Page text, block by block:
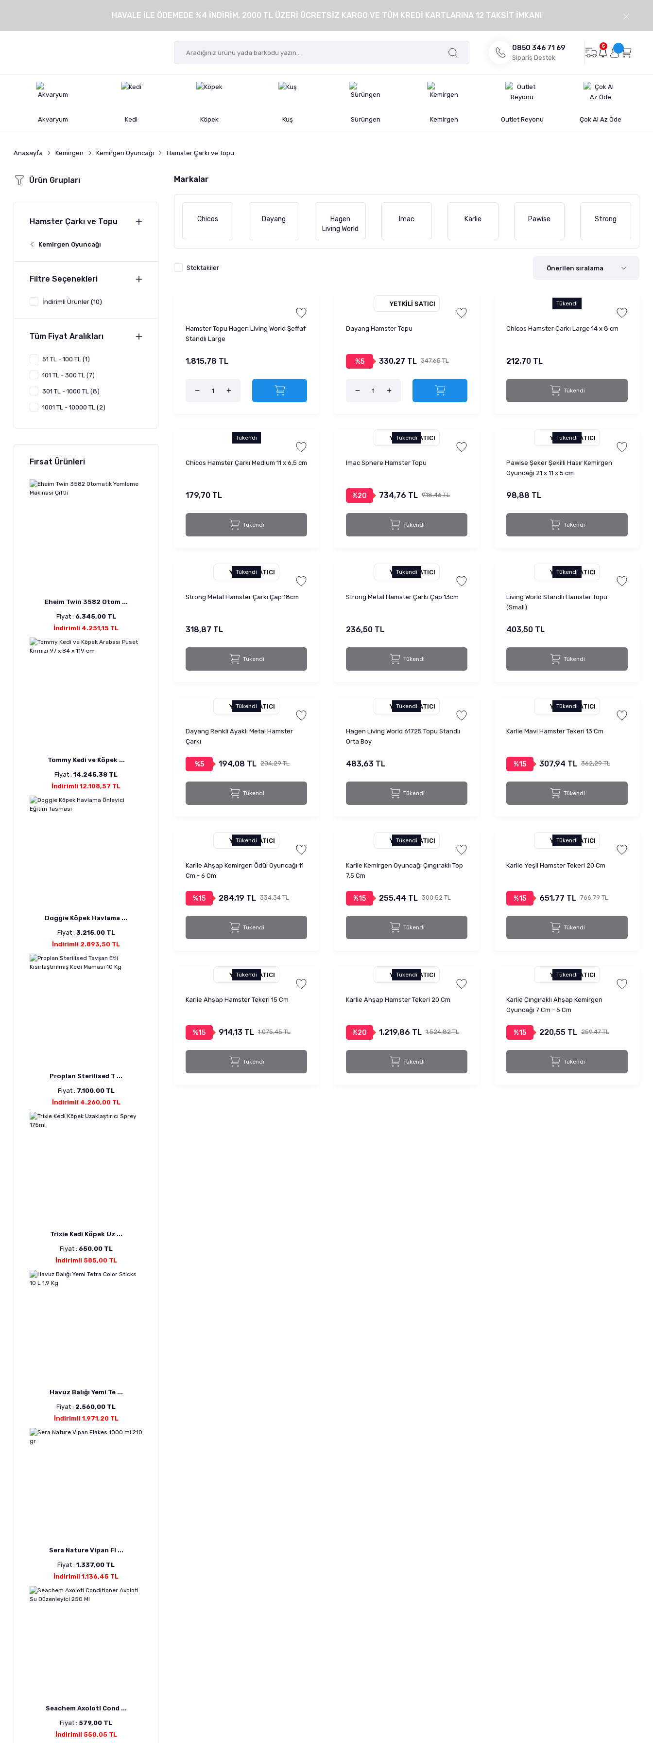
HAVALE İLE ÖDEMEDE %4 İNDİRİM, 2000 TL ÜZERİ ÜCRETSİZ KARGO VE TÜM KREDİ KARTLARINA 12 TAKSİT İMKANI
0850 346 71 69
Sipariş Destek
5
Akvaryum Kedi Köpek Kuş Sürüngen Kemirgen Outlet Reyonu Çok Al Az Öde
Anasayfa Kemirgen Kemirgen Oyuncağı Hamster Çarkı ve Topu
Ürün Grupları
Hamster Çarkı ve Topu
Kemirgen Oyuncağı
Filtre Seçenekleri
İndirimli Ürünler (10)
Tüm Fiyat Aralıkları
51 TL - 100 TL (1)
101 TL - 300 TL (7)
301 TL - 1000 TL (8)
1001 TL - 10000 TL (2)
Fırsat Ürünleri
Eheim Twin 3582 Otom ...
Fiyat : 6.345,00 TL
İndirimli 4.251,15 TL
Tommy Kedi ve Köpek ...
Fiyat : 14.245,38 TL
İndirimli 12.108,57 TL
Doggie Köpek Havlama ...
Fiyat : 3.215,00 TL
İndirimli 2.893,50 TL
Proplan Sterilised T ...
Fiyat : 7.100,00 TL
İndirimli 4.260,00 TL
Trixie Kedi Köpek Uz ...
Fiyat : 650,00 TL
İndirimli 585,00 TL
Havuz Balığı Yemi Te ...
Fiyat : 2.560,00 TL
İndirimli 1.971,20 TL
Sera Nature Vipan Fl ...
Fiyat : 1.337,00 TL
İndirimli 1.136,45 TL
Seachem Axolotl Cond ...
Fiyat : 579,00 TL
İndirimli 550,05 TL
Markalar
Chicos Dayang
Hagen
Living World
Imac Karlie Pawise Strong
Stoktakiler
Hamster Topu Hagen Living World Şeffaf
Standlı Large
1.815,78 TL
YETKILI SATICI
Dayang Hamster Topu
%5 330,27 TL 347,65 TL
Tükendi
Chicos Hamster Çarkı Large 14 x 8 cm
212,70 TL
Tükendi
Tükendi
Chicos Hamster Çarkı Medium 11 x 6,5 cm
179,70 TL
Tükendi
Tükendi
YETKILI SATICI
Imac Sphere Hamster Topu
%20 734,76 TL 918,46 TL
Tükendi
Tükendi
YETKILI SATICI
Pawise Şeker Şekilli Hasır Kemirgen
Oyuncağı 21 x 11 x 5 cm
98,88 TL
Tükendi
Tükendi
YETKILI SATICI
Strong Metal Hamster Çarkı Çap 18cm
318,87 TL
Tükendi
Tükendi
YETKILI SATICI
Strong Metal Hamster Çarkı Çap 13cm
236,50 TL
Tükendi
Tükendi
YETKILI SATICI
Living World Standlı Hamster Topu
(Small)
403,50 TL
Tükendi
Tükendi
YETKILI SATICI
Dayang Renkli Ayaklı Metal Hamster
Çarkı
%5 194,08 TL 204,29 TL
Tükendi
Tükendi
YETKILI SATICI
Hagen Living World 61725 Topu Standlı
Orta Boy
483,63 TL
Tükendi
Tükendi
YETKILI SATICI
Karlie Mavi Hamster Tekeri 13 Cm
%15 307,94 TL 362,29 TL
Tükendi
Tükendi
YETKILI SATICI
Karlie Ahşap Kemirgen Ödül Oyuncağı 11
Cm - 6 Cm
%15 284,19 TL 334,34 TL
Tükendi
Tükendi
YETKILI SATICI
Karlie Kemirgen Oyuncağı Çıngıraklı Top
7.5 Cm
%15 255,44 TL 300,52 TL
Tükendi
Tükendi
YETKILI SATICI
Karlie Yeşil Hamster Tekeri 20 Cm
%15 651,77 TL 766,79 TL
Tükendi
Tükendi
YETKILI SATICI
Karlie Ahşap Hamster Tekeri 15 Cm
%15 914,13 TL 1.075,45 TL
Tükendi
Tükendi
YETKILI SATICI
Karlie Ahşap Hamster Tekeri 20 Cm
%20 1.219,86 TL 1.524,82 TL
Tükendi
Tükendi
YETKILI SATICI
Karlie Çıngıraklı Ahşap Kemirgen
Oyuncağı 7 Cm - 5 Cm
%15 220,55 TL 259,47 TL
Tükendi